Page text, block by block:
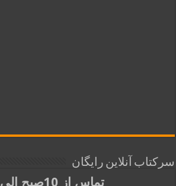
سرکتاب آنلاین رایگان
تماس از 10صبح الی 21